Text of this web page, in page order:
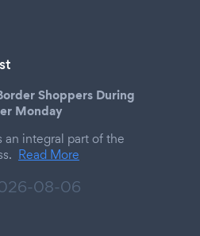
Shoppers During
Monday
integral part of the
Read More
08-06